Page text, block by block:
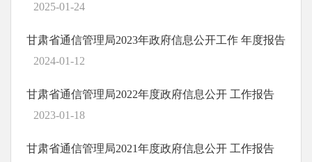
2025-01-24
甘肃省通信管理局2023年政府信息公开工作 年度报告
2024-01-12
甘肃省通信管理局2022年度政府信息公开 工作报告
2023-01-18
甘肃省通信管理局2021年度政府信息公开 工作报告